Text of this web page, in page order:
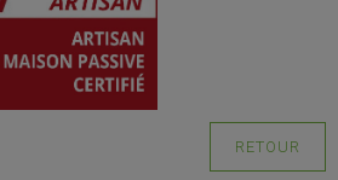
RETOUR